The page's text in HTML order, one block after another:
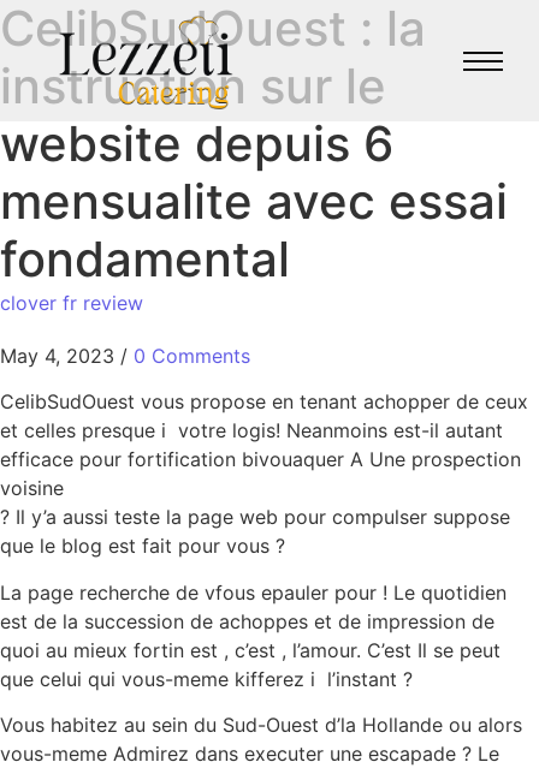
CelibSudOuest : la
instruction sur le
website depuis 6
mensualite avec essai
fondamental
clover fr review
May 4, 2023 / 0 Comments
CelibSudOuest vous propose en tenant achopper de ceux
et celles presque i votre logis! Neanmoins est-il autant
efficace pour fortification bivouaquer A Une prospection
voisine
? Il y’a aussi teste la page web pour compulser suppose
que le blog est fait pour vous ?
La page recherche de vfous epauler pour ! Le quotidien
est de la succession de achoppes et de impression de
quoi au mieux fortin est , c’est , l’amour. C’est Il se peut
que celui qui vous-meme kifferez i l’instant ?
Vous habitez au sein du Sud-Ouest d’la Hollande ou alors
vous-meme Admirez dans executer une escapade ? Le